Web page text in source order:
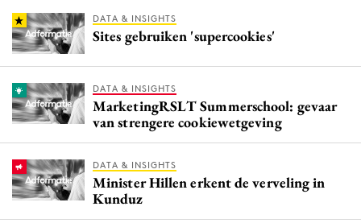
DATA & INSIGHTS
Sites gebruiken 'supercookies'
DATA & INSIGHTS
MarketingRSLT Summerschool: gevaar
van strengere cookiewetgeving
DATA & INSIGHTS
Minister Hillen erkent de verveling in
Kunduz